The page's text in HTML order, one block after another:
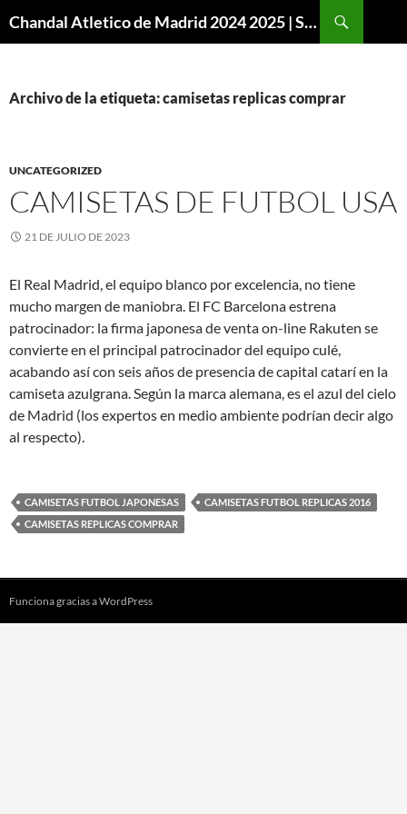
Chandal Atletico de Madrid 2024 2025 | SuperVigo
Archivo de la etiqueta: camisetas replicas comprar
UNCATEGORIZED
CAMISETAS DE FUTBOL USA
21 DE JULIO DE 2023
El Real Madrid, el equipo blanco por excelencia, no tiene
mucho margen de maniobra. El FC Barcelona estrena
patrocinador: la firma japonesa de venta on-line Rakuten se
convierte en el principal patrocinador del equipo culé,
acabando así con seis años de presencia de capital catarí en la
camiseta azulgrana. Según la marca alemana, es el azul del cielo
de Madrid (los expertos en medio ambiente podrían decir algo
al respecto).
CAMISETAS FUTBOL JAPONESAS
CAMISETAS FUTBOL REPLICAS 2016
CAMISETAS REPLICAS COMPRAR
Funciona gracias a WordPress